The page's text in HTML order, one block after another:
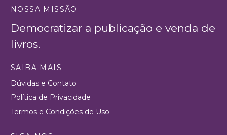
NOSSA MISSÃO
Democratizar a publicação e venda de
livros.
SAIBA MAIS
Dúvidas e Contato
Política de Privacidade
Termos e Condições de Uso